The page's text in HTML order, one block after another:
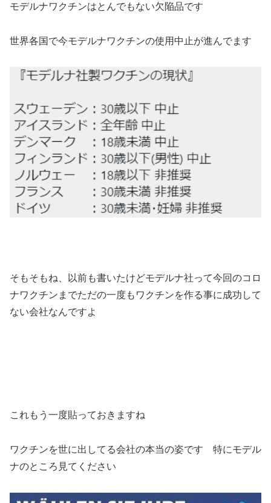
モデルナワクチンはとんでもない欠陥品です
世界各国で今モデルナワクチンの使用中止が進んでます
そもそもね、以前も書いたけどモデルナ社って今回のコロ
ナワクチンまでただの一度もワクチンを作る事に成功して
ない会社なんですよ
これもう一度貼っておきますね
ワクチンを世に出してる会社の本当の姿です 特にモデル
ナのところ見てください